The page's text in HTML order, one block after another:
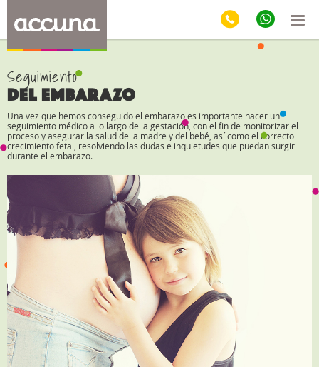
Seguimiento
DEL EMBARAZO
Una vez que hemos conseguido el embarazo es importante hacer un
seguimiento médico a lo largo de la gestación, con el fin de monitorizar el
proceso y asegurar la salud de la madre y del bebé, así como el correcto
crecimiento fetal, resolviendo las dudas e inquietudes que puedan surgir
durante el embarazo.